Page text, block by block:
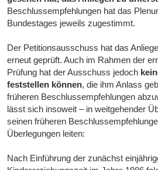
Beschlussempfehlungen hat das
Bundestages jeweils zugestimmt.
Der Petitionsausschuss hat das
erneut geprüft. Auch im Rahmen der
Prüfung hat der Ausschuss jedoch
feststellen können, die ihm Anlass
früheren Beschlussempfehlungen
lässt sich insoweit – in weitgehender
seinen früheren
Überlegungen leiten:
Nach Einführung der zunächst